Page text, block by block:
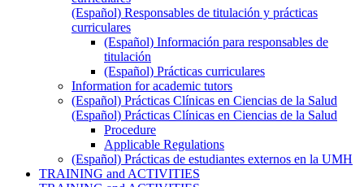
(Español) Responsables de titulación y prácticas
curriculares
(Español) Información para responsables de
titulación
(Español) Prácticas curriculares
Information for academic tutors
(Español) Prácticas Clínicas en Ciencias de la Salud
(Español) Prácticas Clínicas en Ciencias de la Salud
Procedure
Applicable Regulations
(Español) Prácticas de estudiantes externos en la UMH
TRAINING and ACTIVITIES